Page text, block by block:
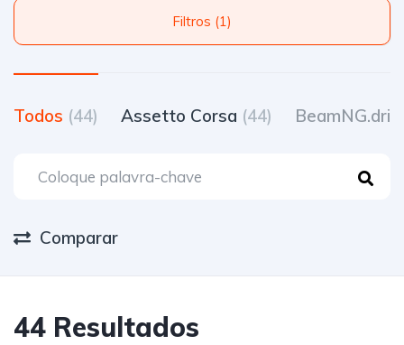
Filtros (1)
Todos (44) Assetto Corsa (44)
Comparar
44 Resultados